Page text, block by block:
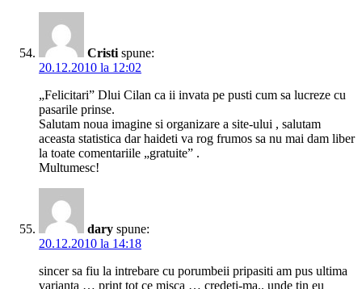
Cristi spune:
20.12.2010 la 12:02
„Felicitari” Dlui Cilan ca ii invata pe pusti cum sa lucreze cu
pasarile prinse.
Salutam noua imagine si organizare a site-ului , salutam
aceasta statistica dar haideti va rog frumos sa nu mai dam liber
la toate comentariile „gratuite” .
Multumesc!
dary spune:
20.12.2010 la 14:18
sincer sa fiu la intrebare cu porumbeii pripasiti am pus ultima
varianta … print tot ce misca … credeti-ma.. unde tin eu